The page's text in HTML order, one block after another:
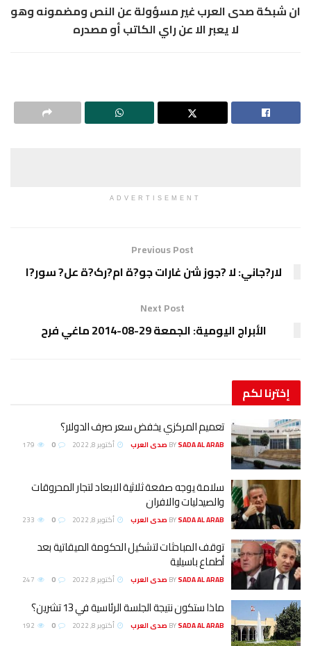
ان شبكة صدى العرب غير مسؤولة عن النص ومضمونه وهو
لا يعبر الا عن راي الكاتب أو مصدره
ADVERTISEMENT
Previous Post
لار?جاني: لا ?جوز شن غارات جو?ة ام?رک?ة عل? سور?ا
Next Post
الأبراج اليومية: الجمعة 29-08-2014 ماغي فرح
إخترنالكم
تعميم المركزي يخفض سعر صرف الدولار؟
BYSADA AL ARAB صدى العرب أكتوبر 8, 2022
سلامة يوجه صفعة ثلاثية الابعاد لتجار المحروقات
والصيدليات والافران
BYSADA AL ARAB صدى العرب أكتوبر 8, 2022
توقف المباحثات لتشكيل الحكومة الميقاتية بعد
أطماع باسيلية
BYSADA AL ARAB صدى العرب أكتوبر 8, 2022
ماذا ستكون نتيجة الجلسة الرئاسية في 13 تشرين؟
BYSADA AL ARAB صدى العرب أكتوبر 8, 2022